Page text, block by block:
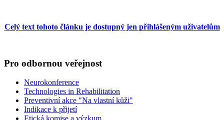
Celý text tohoto článku je dostupný jen přihlášeným uživatelům
Pro odbornou veřejnost
Neurokonference
Technologies in Rehabilitation
Preventivní akce "Na vlastní kůži"
Indikace k přijetí